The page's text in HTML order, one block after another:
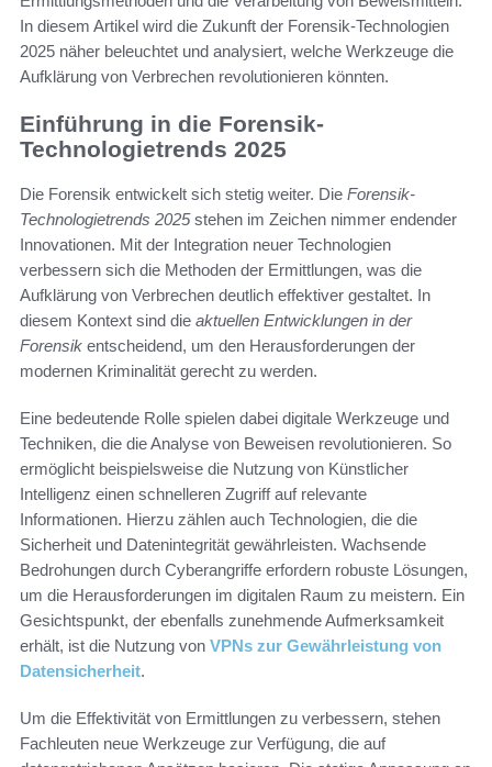
In diesem Artikel wird die Zukunft der Forensik-Technologien
2025 näher beleuchtet und analysiert, welche Werkzeuge die
Aufklärung von Verbrechen revolutionieren könnten.
Einführung in die Forensik-
Technologietrends 2025
Die Forensik entwickelt sich stetig weiter. Die Forensik-
Technologietrends 2025stehen im Zeichen nimmer endender
Innovationen. Mit der Integration neuer Technologien
verbessern sich die Methoden der Ermittlungen, was die
Aufklärung von Verbrechen deutlich effektiver gestaltet. In
diesem Kontext sind die aktuellen Entwicklungen in der
Forensik entscheidend, um den Herausforderungen der
modernen Kriminalität gerecht zu werden.
Eine bedeutende Rolle spielen dabei digitale Werkzeuge und
Techniken, die die Analyse von Beweisen revolutionieren. So
ermöglicht beispielsweise die Nutzung von Künstlicher
Intelligenz einen schnelleren Zugriff auf relevante
Informationen. Hierzu zählen auch Technologien, die die
Sicherheit und Datenintegrität gewährleisten. Wachsende
Bedrohungen durch Cyberangriffe erfordern robuste Lösungen,
um die Herausforderungen im digitalen Raum zu meistern. Ein
Gesichtspunkt, der ebenfalls zunehmende Aufmerksamkeit
erhält, ist die Nutzung von VPNs zur Gewährleistung von
Datensicherheit.
Um die Effektivität von Ermittlungen zu verbessern, stehen
Fachleuten neue Werkzeuge zur Verfügung, die auf